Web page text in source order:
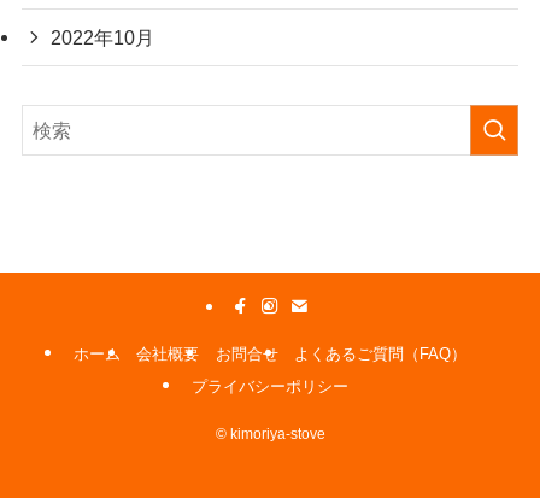
2022年10月
ホーム 会社概要 お問合せ
よくあるご質問（FAQ）
プライバシーポリシー
©kimoriya-stove